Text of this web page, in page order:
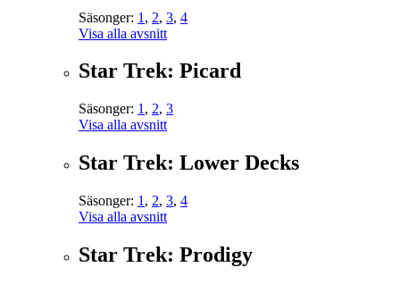
Säsonger: 1 , 2, 3, 4
Visa alla avsnitt
Star Trek: Picard
Säsonger: 1 , 2, 3
Visa alla avsnitt
Star Trek: Lower Decks
Säsonger: 1 , 2, 3, 4
Visa alla avsnitt
Star Trek: Prodigy